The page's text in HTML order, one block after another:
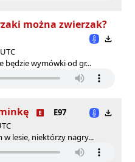
można zwierzak?
będzie wymówki od gr...
E97
w lesie, niektórzy nagry...